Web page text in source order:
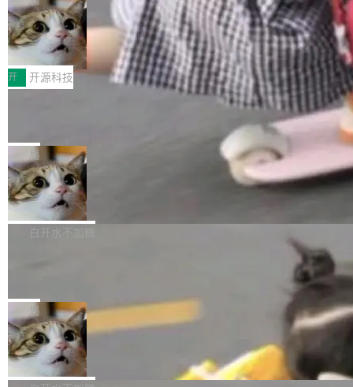
哪些组合有效，作者说，你得靠"文档、校验、或
者部落知识"。 换个写法。Rust 的 enum，两个
变体：Switchable...
有科技公司做的一样。只不过，实际上它不一
样。这是 Sandstorm.io 的重制版，我十年前的
那个创业公司。不同的是，这次它构建在 Cloudf
lare Workers 上——我花了九年时间搭建的平台
——并且深度集成了 AI。这基本上是我十年秘密
Workers 和 Durable Objects 的守护进程。 设
计思路很直接：每个对象是一个独立的 SQLite
数据库，按名称寻址，复制到你自己的 S3 兼容
存储库里。节点之间只通过这个存储库协调——
没有控制平面，没有共识协议。每个对象自带一
个小型数据库，应用天然按分片构建，单个数据
库的竞争和爆炸半径问题在设计层面就被消除
了。 闲置的 cell 会休眠到几乎不占资源。当 cel
l 迁移或唤醒时，新宿主从 S3 恢复 SQLite 数据
库继续执行。存储库是持久化的唯一真相...
鲁大师7月新机性能/流畅/AI榜：vivo夺
性能、流畅双第一，三星Galaxy Z系列
新折叠缺席
2026年7月的手机市场，由于存储等硬件成本暴
增，手机厂商的日子也不好过啊，新机速度明显
放缓，因此硝烟味淡了许多。新机参数规格除开
高价的三星折叠（三星Galaxy Z Fold8 Ultra / Z
Fold8 / Z Flip8）外，其余要么是中低端机器，
例如iQOO Z11i、REDMI Note 17、REDMI No
te 17 Pro、OPPO K15，要么是vivo X300 E这
样的次旗舰。 Galaxy Z Fold8 Ultra / Z Fold8 /
Z Flip8三款折叠屏新机均在7月22日发布，且全
部搭载骁龙8 Elite Gen5 for Galaxy，它们本该
开 开源科技
Zed 编辑器团队发布了新项目——DeltaDB，一
个在 git commit 之间记录每一次编辑操作的版
本控制系统。目前处于 Early Access 阶段。 De
ltaDB 的核心思路直接写在 landing page 最显
眼的位置：「Software is made between com
mits」——软件是在 commit 之间写出来的。git
是把这段空隙补上。 回退到任何一次编辑：Delt
aDB 捕获 commit 之间的每一次操作，...
局
SpaceXAI 单季资本开支达 183 亿美元
根据风险投资人Tomer Tunguz 博客（VC 分
析）披露的最新分析与第二季度业绩报告，Spac
微软同期总资本开支的四成。 与亚马逊、Alpha
bet、微软以及 Meta 等传统科技巨头相比，Spa
ceXAI的资金消耗速度尤为引人瞩目。然而，支
撑庞大支出的资金来源却呈现出截然不同的面
貌。数据显示，微软和 Meta 主要依托充沛的经
白开水不加糖
一个在终端里运行的编程 agent；Muse Spark
1.2，驱动这个 agent 的新模型。一句话概括：
你可以用 curl -fsSL https://dev.meta.ai/install.
sh | bash 安装一个能在大项目里自动规划、写
代码、验证结果的 AI 终端工具。 据介绍，Muse
局
美团开源 LoHoSearch，用知识图谱校
准 AI 能力认知
机器出题的前提，是让机器拥有全局视野。整个